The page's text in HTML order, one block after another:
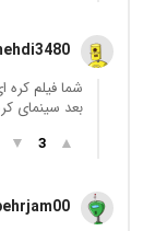
شما فیلم کره
بعد سینمای
▲
3
▼